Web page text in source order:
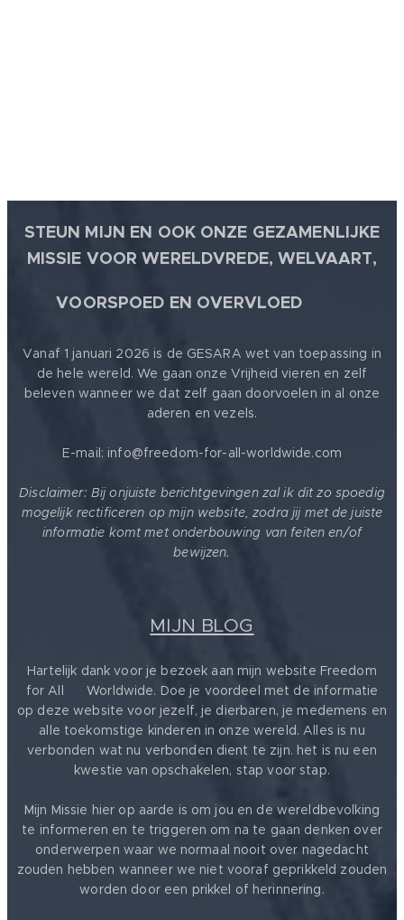
STEUN MIJN EN OOK ONZE GEZAMENLIJKE
MISSIE VOOR WERELDVREDE, WELVAART,
VOORSPOED EN OVERVLOED
Vanaf 1 januari 2026 is de GESARA wet van toepassing in
de hele wereld. We gaan onze Vrijheid vieren en zelf
beleven wanneer we dat zelf gaan doorvoelen in al onze
aderen en vezels.
E-mail: info@freedom-for-all-worldwide.com
Disclaimer: Bij onjuiste berichtgevingen zal ik dit zo spoedig
mogelijk rectificeren op mijn website, zodra jij met de juiste
informatie komt met onderbouwing van feiten en/of
bewijzen.
MIJN BLOG
Hartelijk dank voor je bezoek aan mijn website Freedom
for All ❤️ Worldwide. Doe je voordeel met de informatie
op deze website voor jezelf, je dierbaren, je medemens en
alle toekomstige kinderen in onze wereld. Alles is nu
verbonden wat nu verbonden dient te zijn. het is nu een
kwestie van opschakelen, stap voor stap.
Mijn Missie hier op aarde is om jou en de wereldbevolking
te informeren en te triggeren om na te gaan denken over
onderwerpen waar we normaal nooit over nagedacht
zouden hebben wanneer we niet vooraf geprikkeld zouden
worden door een prikkel of herinnering.